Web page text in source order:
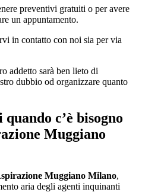
preventivi gratuiti o per avere
un appuntamento.
in contatto con noi sia per via
addetto sarà ben lieto di
dubbio od organizzare quanto
c’è bisogno
Muggiano
Muggiano Milano,
aria degli agenti inquinanti